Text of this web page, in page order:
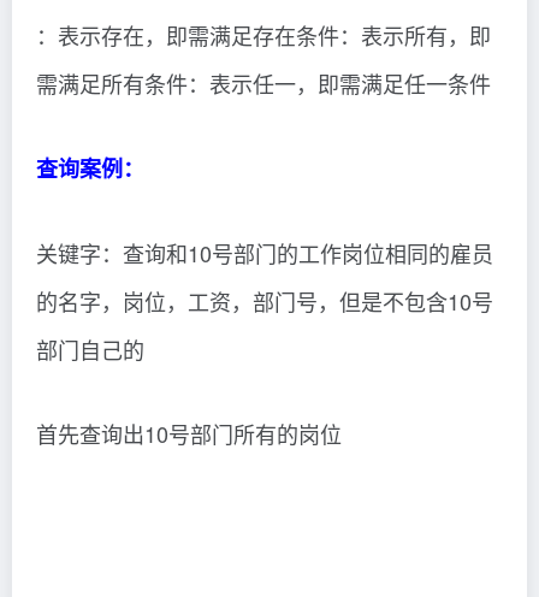
：表示存在，即需满足存在条件：表示所有，即
需满足所有条件：表示任一，即需满足任一条件
查询案例：
关键字：查询和10号部门的工作岗位相同的雇员
的名字，岗位，工资，部门号，但是不包含10号
部门自己的
首先查询出10号部门所有的岗位